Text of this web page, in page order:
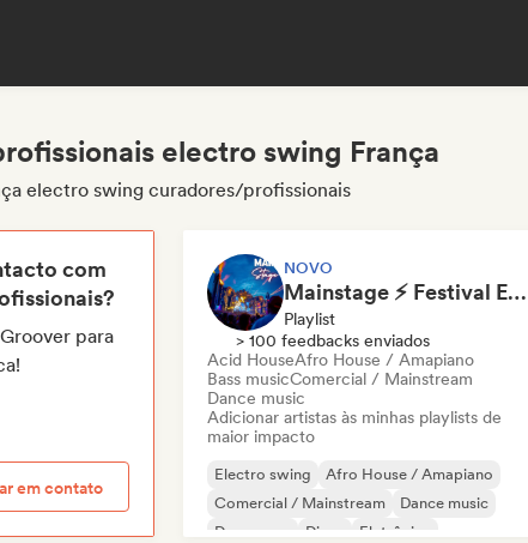
electro swing França
electro swing curadores/profissionais
com
para
em contato
NOVO
Mainstage ⚡ Festival EDM, Big Room & House Anthems
Playlist
> 100 feedbacks enviados
Acid HouseAfro House / Amapiano
Bass musicComercial / Mainstream
Dance music
Adicionar artistas às minhas playlists de
maior impacto
Electro swing
Afro House / Amapiano
Comercial / Mainstream
Dance music
Dance pop
Disco
Eletrônica